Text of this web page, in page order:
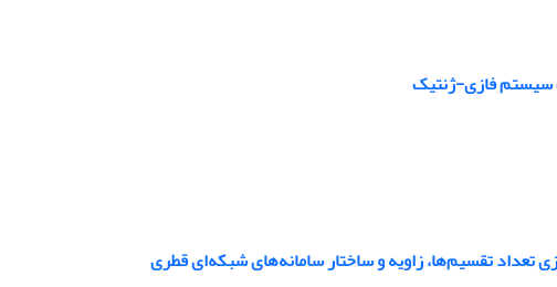
تعداد تقسیم‌ها، زاویه‌ و ساختار سامانه‌های شبکه‌ای قطری